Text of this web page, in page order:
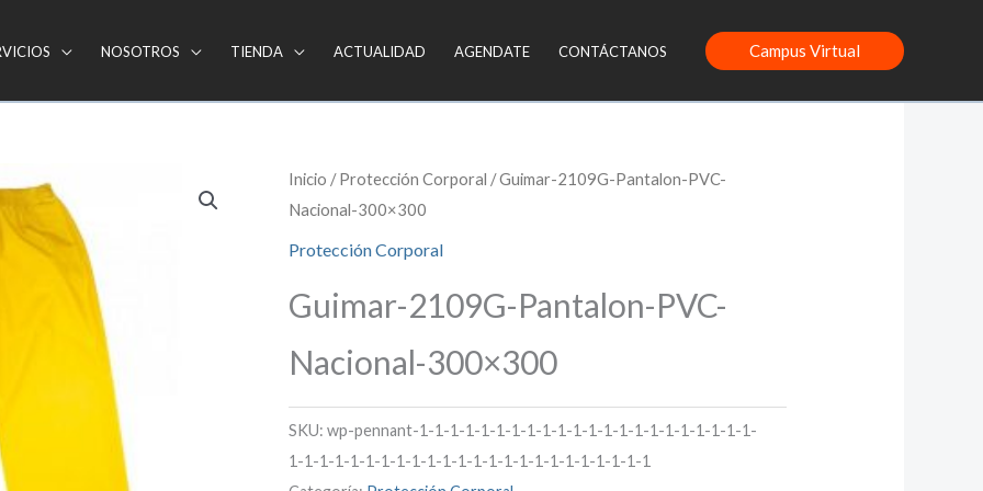
NOSOTROS TIENDA ACTUALIDAD AGENDATE CONTÁCTANOS Campus Virtual
Inicio /Protección Corporal / Guimar-2109G-Pantalon-PVC-
Nacional-300×300
Protección Corporal
Guimar-2109G-Pantalon-PVC-
Nacional-300×300
SKU:wp-pennant-1-1-1-1-1-1-1-1-1-1-1-1-1-1-1-1-1-1-1-1-1-1-
1-1-1-1-1-1-1-1-1-1-1-1-1-1-1-1-1-1-1-1-1-1-1-1